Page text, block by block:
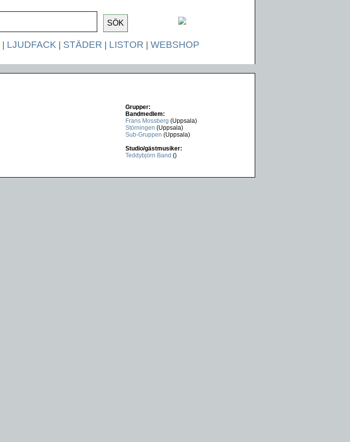
| LJUDFACK | STÄDER | LISTOR | WEBSHOP
Grupper:
Bandmedlem:
Frans Mossberg (Uppsala)
Störningen (Uppsala)
Sub-Gruppen (Uppsala)
Studio/gästmusiker:
Teddybjörn Band ()